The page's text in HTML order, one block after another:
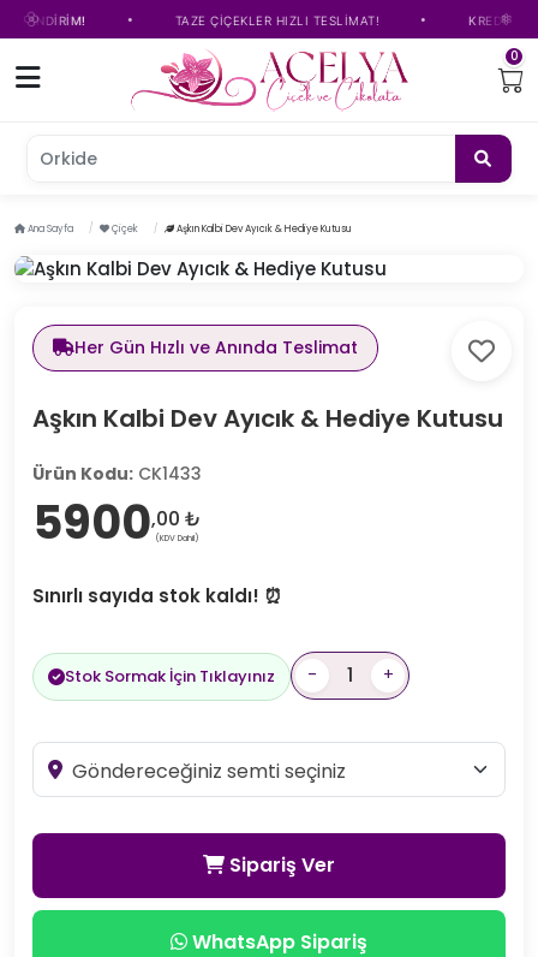
İNDİRİM! TAZE ÇİÇEKLER HIZLI TESLİMAT! KREDİ
0
Orkide çi
Ana Sayfa Çiçek Aşkın Kalbi Dev Ayıcık & Hediye Kutusu
Her Gün Hızlı ve Anında Teslimat
Aşkın Kalbi Dev Ayıcık & Hediye Kutusu
Ürün Kodu: CK1433
5900,00 ₺
(KDV Dahil)
Sınırlı sayıda stok kaldı! ⏰
Stok Sormak İçin Tıklayınız - +
Sipariş Ver
WhatsApp Sipariş